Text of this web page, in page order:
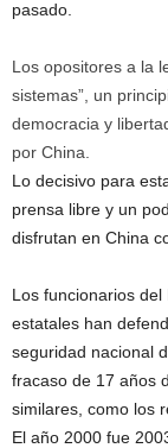
pasado.
Los opositores a la
sistemas”, un
democracia y
por China.
Lo decisivo para
prensa libre y un
disfrutan en China
Los funcionarios
estatales han
seguridad nacional
fracaso de 17 años
similares, como los
El año 2000 fue